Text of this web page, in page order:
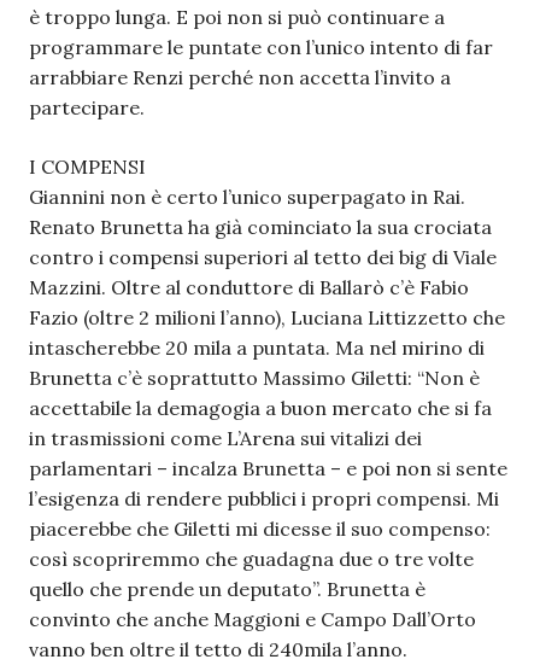
è troppo lunga. E poi non si può continuare a
programmare le puntate con l’unico intento di far
arrabbiare Renzi perché non accetta l’invito a
partecipare.
I COMPENSI
Giannini non è certo l’unico superpagato in Rai.
Renato Brunetta ha già cominciato la sua crociata
contro i compensi superiori al tetto dei big di Viale
Mazzini. Oltre al conduttore di Ballarò c’è Fabio
Fazio (oltre 2 milioni l’anno), Luciana Littizzetto che
intascherebbe 20 mila a puntata. Ma nel mirino di
Brunetta c’è soprattutto Massimo Giletti: “Non è
accettabile la demagogia a buon mercato che si fa
in trasmissioni come L’Arena sui vitalizi dei
parlamentari – incalza Brunetta – e poi non si sente
l’esigenza di rendere pubblici i propri compensi. Mi
piacerebbe che Giletti mi dicesse il suo compenso:
così scopriremmo che guadagna due o tre volte
quello che prende un deputato”. Brunetta è
convinto che anche Maggioni e Campo Dall’Orto
vanno ben oltre il tetto di 240mila l’anno.